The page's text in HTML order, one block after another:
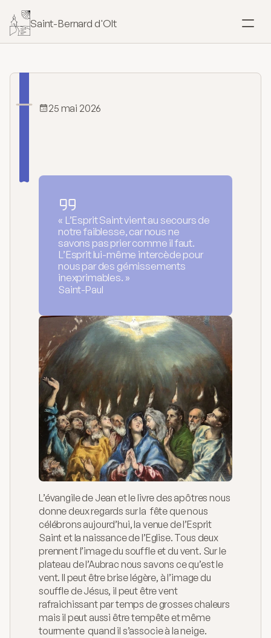
Saint-Bernard d'Olt
Catéchèse
Chemin de St-Jacques
À propos
Homélies
Contact
Baptême
Mariage
Eucharistie
Onction
Pardon
25 mai 2026
« L’Esprit Saint vient au secours de
notre faiblesse, car nous ne
savons pas prier comme il faut.
L’Esprit lui-même intercède pour
nous par des gémissements
inexprimables. »
Saint-Paul
L’évangile de Jean et le livre des apôtres nous
donne deux regards sur la  fête que nous
célébrons aujourd’hui, la venue de l’Esprit
Saint et la naissance de l’Eglise. Tous deux
prennent l’image du souffle et du vent. Sur le
plateau de l’Aubrac nous savons ce qu’est le
vent. Il peut être brise légère, à l’image du
souffle de Jésus, il peut être vent
rafraichissant par temps de grosses chaleurs
mais il peut aussi être tempête et même
tourmente  quand il s’associe à la neige.